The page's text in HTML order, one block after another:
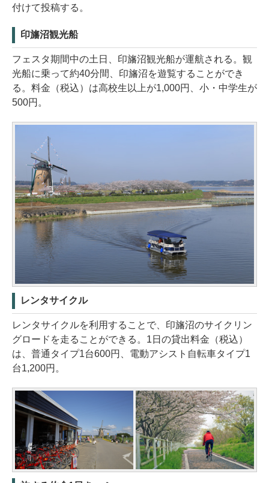
付けて投稿する。
印旛沼観光船
フェスタ期間中の土日、印旛沼観光船が運航される。観
光船に乗って約40分間、印旛沼を遊覧することができ
る。料金（税込）は高校生以上が1,000円、小・中学生が
500円。
レンタサイクル
レンタサイクルを利用することで、印旛沼のサイクリン
グロードを走ることができる。1日の貸出料金（税込）
は、普通タイプ1台600円、電動アシスト自転車タイプ1
台1,200円。